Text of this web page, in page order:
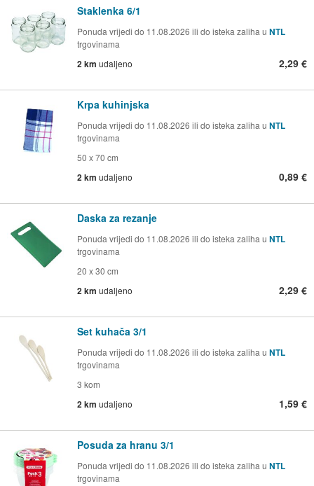
Staklenka 6/1
Ponuda vrijedi do 11.08.2026 ili do isteka zaliha u NTL
trgovinama
2 km udaljeno 2,29 €
Krpa kuhinjska
Ponuda vrijedi do 11.08.2026 ili do isteka zaliha u NTL
trgovinama
50 x 70 cm
2 km udaljeno 0,89 €
Daska za rezanje
Ponuda vrijedi do 11.08.2026 ili do isteka zaliha u NTL
trgovinama
20 x 30 cm
2 km udaljeno 2,29 €
Set kuhača 3/1
Ponuda vrijedi do 11.08.2026 ili do isteka zaliha u NTL
trgovinama
3 kom
2 km udaljeno 1,59 €
Posuda za hranu 3/1
Ponuda vrijedi do 11.08.2026 ili do isteka zaliha u NTL
trgovinama